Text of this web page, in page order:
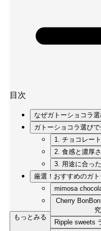
目次
なぜガトーショコラ
ガトーショコラ選び
1. チョコレー
2. 食感と濃厚
3. 用途に合っ
厳選！おすすめのガ
mimosa
Cherry
Ripple sweets
もっとみる